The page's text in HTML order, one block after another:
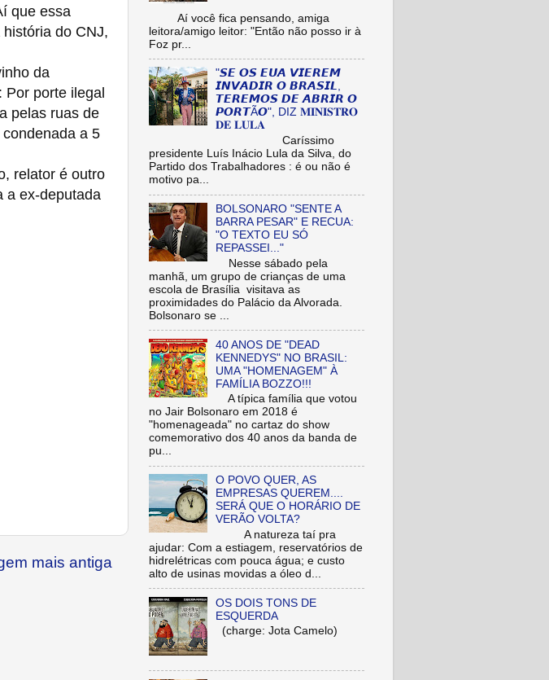
que essa
do CNJ,
da
Por porte ilegal
pelas ruas de
a 5
relator é outro
a ex-deputada
mais antiga
Aí você fica pensando, amiga
leitora/amigo leitor: "Então não posso ir à
Foz pr...
"𝙎𝙀 𝙊𝙎 𝙀𝙐𝘼 𝙑𝙄𝙀𝙍𝙀𝙈
𝙄𝙉𝙑𝘼𝘿𝙄𝙍 𝙊 𝘽𝙍𝘼𝙎𝙄𝙇,
𝙏𝙀𝙍𝙀𝙈𝙊𝙎 𝘿𝙀 𝘼𝘽𝙍𝙄𝙍 𝙊
𝙋𝙊𝙍𝙏Ã𝙊", DIZ 𝐌𝐈𝐍𝐈𝐒𝐓𝐑𝐎
𝐃𝐄 𝐋𝐔𝐋𝐀
Caríssimo
presidente Luís Inácio Lula da Silva, do
Partido dos Trabalhadores : é ou não é
motivo pa...
BOLSONARO "SENTE A
BARRA PESAR" E RECUA:
"O TEXTO EU SÓ
REPASSEI..."
Nesse sábado pela
manhã, um grupo de crianças de uma
escola de Brasília visitava as
proximidades do Palácio da Alvorada.
Bolsonaro se ...
40 ANOS DE "DEAD
KENNEDYS" NO BRASIL:
UMA "HOMENAGEM" À
FAMÍLIA BOZZO!!!
A típica família que votou
no Jair Bolsonaro em 2018 é
"homenageada" no cartaz do show
comemorativo dos 40 anos da banda de
pu...
O POVO QUER, AS
EMPRESAS QUEREM....
SERÁ QUE O HORÁRIO DE
VERÃO VOLTA?
A natureza taí pra
ajudar: Com a estiagem, reservatórios de
hidrelétricas com pouca água; e custo
alto de usinas movidas a óleo d...
OS DOIS TONS DE
ESQUERDA
(charge: Jota Camelo)